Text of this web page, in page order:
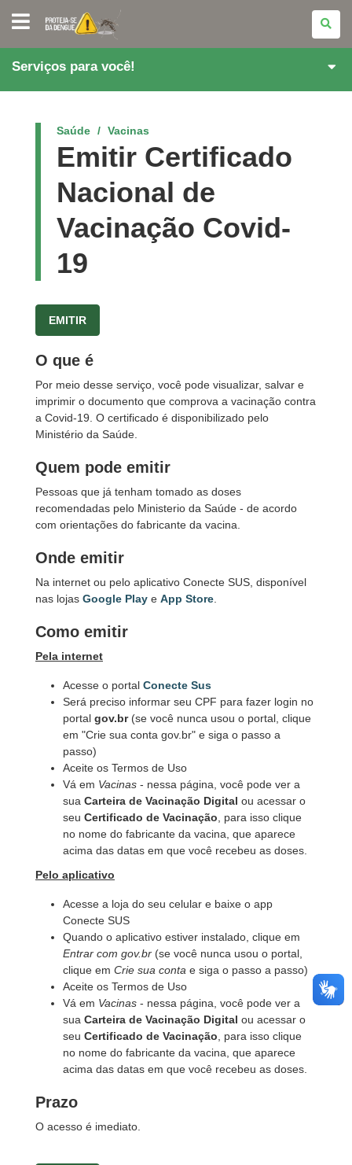
PARANÁ
CONTRA
A
DENGUE
Serviços para você!
Saúde Vacinas
Emitir Certificado
Nacional de
Vacinação Covid-
19
EMITIR
O que é
Por meio desse serviço, você pode visualizar, salvar e
imprimir o documento que comprova a vacinação contra
a Covid-19. O certificado é disponibilizado pelo
Ministério da Saúde.
Quem pode emitir
Pessoas que já tenham tomado as doses
recomendadas pelo Ministerio da Saúde - de acordo
com orientações do fabricante da vacina.
Onde emitir
Na internet ou pelo aplicativo Conecte SUS, disponível
nas lojas Google Play e App Store
Como emitir
Pela internet
Acesse o portal Conecte Sus
Será preciso informar seu CPF para fazer login no
portal gov.br(se você nunca usou o portal, clique
em "Crie sua conta gov.br" e siga o passo a
passo)
Aceite os Termos de Uso
Vá em Vacinas - nessa página, você pode ver a
sua Carteira de Vacinação Digital ou acessar o
seu Certificado de Vacinação , para isso clique
no nome do fabricante da vacina, que aparece
acima das datas em que você recebeu as doses.
Pelo aplicativo
Acesse a loja do seu celular e baixe o app
Conecte SUS
Quando o aplicativo estiver instalado, clique em
Entrar com gov.br (se você nunca usou o portal,
clique em Crie sua conta e siga o passo a passo)
Aceite os Termos de Uso
Vá em Vacinas - nessa página, você pode ver a
sua Carteira de Vacinação Digital ou acessar o
seu Certificado de Vacinação , para isso clique
no nome do fabricante da vacina, que aparece
acima das datas em que você recebeu as doses.
Prazo
O acesso é imediato.